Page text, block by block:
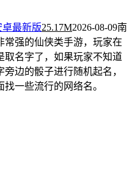
卓最新版25.17M2026-08-09南
常强的仙侠类手游，玩家在
取名字了，如果玩家不知道
边的骰子进行随机起名，
一些流行的网络名。